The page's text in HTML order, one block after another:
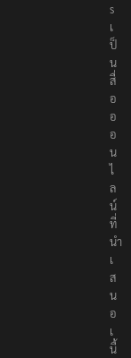
s
เ
ป็
น
สื่
อ
อ
อ
น
ไ
ล
น์
ที่
นำ
เ
ส
น
อ
เ
นื้